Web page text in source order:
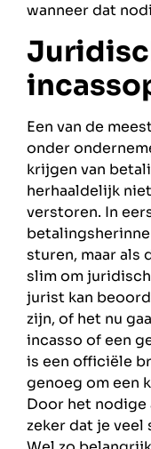
wanneer dat
Een van de
onder
krijgen van
herhaaldelijk
verstoren. In
sturen, maar als
slim om
jurist kan
zijn, of het nu
incasso of een
is een officiële
genoeg om een
Door het nodige
zeker dat je veel